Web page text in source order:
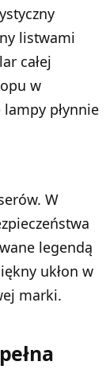
listwami
całej
w
płynnie
W
legendą
ukłon w
marki.